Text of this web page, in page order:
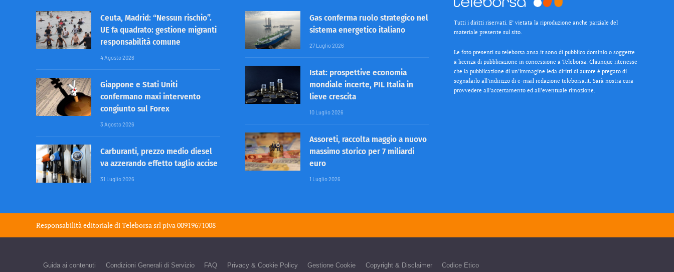
Ceuta, Madrid: “Nessun rischio”.
UE fa quadrato: gestione migranti
responsabilità comune
4 Agosto 2026
Giappone e Stati Uniti
confermano maxi intervento
congiunto sul Forex
3 Agosto 2026
Carburanti, prezzo medio diesel
va azzerando effetto taglio accise
31 Luglio 2026
Gas conferma ruolo strategico nel
sistema energetico italiano
27 Luglio 2026
Istat: prospettive economia
mondiale incerte, PIL Italia in
lieve crescita
10 Luglio 2026
Assoreti, raccolta maggio a nuovo
massimo storico per 7 miliardi
euro
1 Luglio 2026
Tutti i diritti riservati. E’ vietata la riproduzione anche parziale del
materiale presente sul sito.
Le foto presenti su teleborsa.ansa.it sono di pubblico dominio o soggette
a licenza di pubblicazione in concessione a Teleborsa. Chiunque ritenesse
che la pubblicazione di un’immagine leda diritti di autore è pregato di
segnalarlo all’indirizzo di e-mail redazione teleborsa.it. Sarà nostra cura
provvedere all’accertamento ed all’eventuale rimozione.
Responsabilità editoriale diTeleborsa srlpiva 00919671008
Guida ai contenuti Condizioni Generali di Servizio FAQ Privacy & Cookie Policy Gestione Cookie Copyright & Disclaimer Codice Etico